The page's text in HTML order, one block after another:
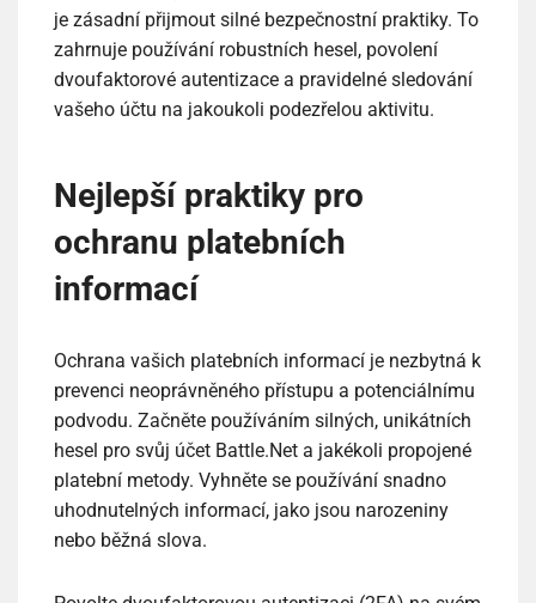
je zásadní přijmout silné bezpečnostní praktiky. To
zahrnuje používání robustních hesel, povolení
dvoufaktorové autentizace a pravidelné sledování
vašeho účtu na jakoukoli podezřelou aktivitu.
Nejlepší praktiky pro
ochranu platebních
informací
Ochrana vašich platebních informací je nezbytná k
prevenci neoprávněného přístupu a potenciálnímu
podvodu. Začněte používáním silných, unikátních
hesel pro svůj účet Battle.Net a jakékoli propojené
platební metody. Vyhněte se používání snadno
uhodnutelných informací, jako jsou narozeniny
nebo běžná slova.